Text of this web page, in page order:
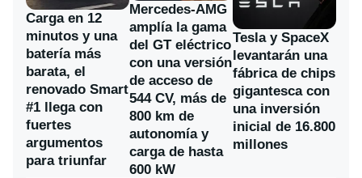
Carga en 12
minutos y una
batería más
barata, el
renovado Smart
#1 llega con
fuertes
argumentos
para triunfar
Mercedes-AMG
amplía la gama
del GT eléctrico
con una versión
de acceso de
544 CV, más de
800 km de
autonomía y
carga de hasta
600 kW
Tesla y SpaceX
levantarán una
fábrica de chips
gigantesca con
una inversión
inicial de 16.800
millones